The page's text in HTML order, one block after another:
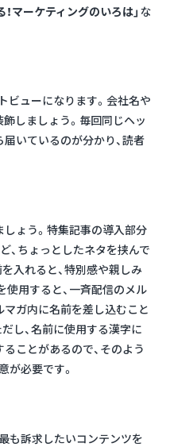
マーケティングのいろは」 な
ビューになります。会社名や
しましょう。毎回同じヘッ
いているのが分かり、読者
ょう。特集記事の導入部分
、ちょっとしたネタを挟んで
入れると、特別感や親しみ
用すると、一斉配信のメル
マガ内に名前を差し込むこと
し、名前に使用する漢字に
ことがあるので、そのよう
が必要です。
も訴求したいコンテンツを